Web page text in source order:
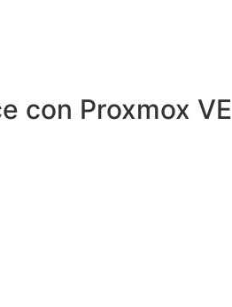
con Proxmox VE